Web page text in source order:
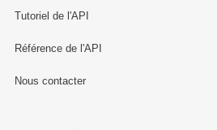
Tutoriel de l'API
Référence de l'API
Nous contacter